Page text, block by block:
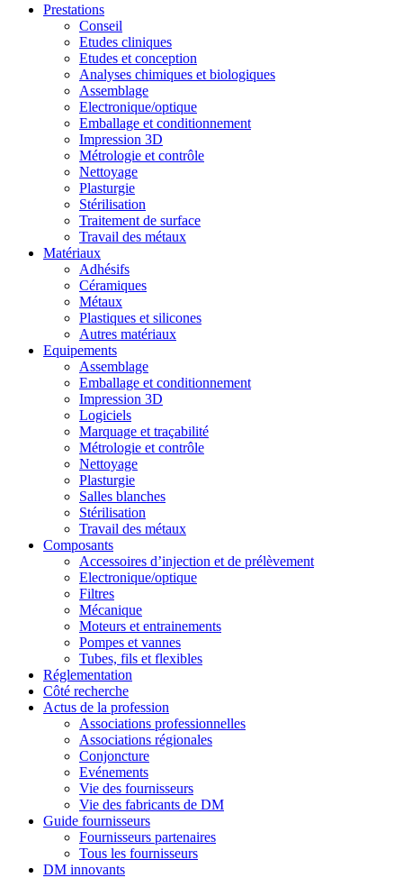
Prestations
Conseil
Etudes cliniques
Etudes et conception
Analyses chimiques et biologiques
Assemblage
Electronique/optique
Emballage et conditionnement
Impression 3D
Métrologie et contrôle
Nettoyage
Plasturgie
Stérilisation
Traitement de surface
Travail des métaux
Matériaux
Adhésifs
Céramiques
Métaux
Plastiques et silicones
Autres matériaux
Equipements
Assemblage
Emballage et conditionnement
Impression 3D
Logiciels
Marquage et traçabilité
Métrologie et contrôle
Nettoyage
Plasturgie
Salles blanches
Stérilisation
Travail des métaux
Composants
Accessoires d’injection et de prélèvement
Electronique/optique
Filtres
Mécanique
Moteurs et entrainements
Pompes et vannes
Tubes, fils et flexibles
Réglementation
Côté recherche
Actus de la profession
Associations professionnelles
Associations régionales
Conjoncture
Evénements
Vie des fournisseurs
Vie des fabricants de DM
Guide fournisseurs
Fournisseurs partenaires
Tous les fournisseurs
DM innovants